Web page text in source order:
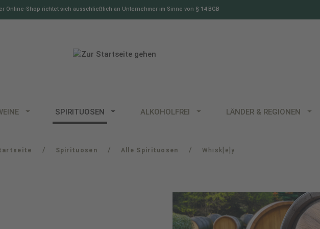
Online-Shop richtet sich ausschließlich an Unternehmer im Sinne von § 14 BGB
SPIRITUOSEN ALKOHOLFREI LÄNDER & REGIONEN
/ Spirituosen / Alle Spirituosen / Whisk[e]y